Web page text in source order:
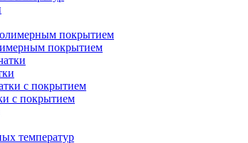
покрытием
с покрытием